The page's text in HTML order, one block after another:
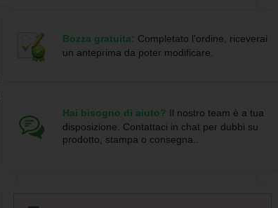
Bozza gratuita: Completato l'ordine, riceverai
un anteprima da poter modificare.
Hai bisogno di aiuto? Il nostro team è a tua
disposizione. Contattaci in chat per dubbi su
prodotto, stampa o consegna..